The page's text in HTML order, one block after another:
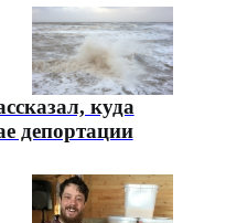
куда
депортации